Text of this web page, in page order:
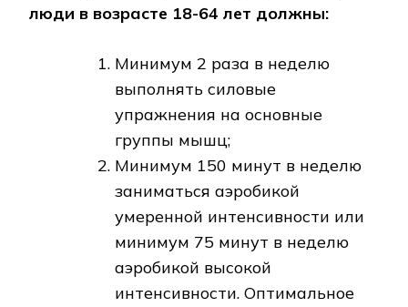
люди в возрасте 18-64 лет должны:
Минимум 2 раза в неделю
выполнять силовые
упражнения на основные
группы мышц;
Минимум 150 минут в неделю
заниматься аэробикой
умеренной интенсивности или
минимум 75 минут в неделю
аэробикой высокой
интенсивности. Оптимальное